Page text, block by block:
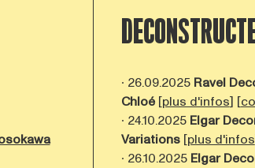
∙ 26.09.2025 Ravel
Chloé[plus d'infos] [
∙ 24.10.2025 Elgar
Variations [plus d'infos
∙ 26.10.2025 Elgar